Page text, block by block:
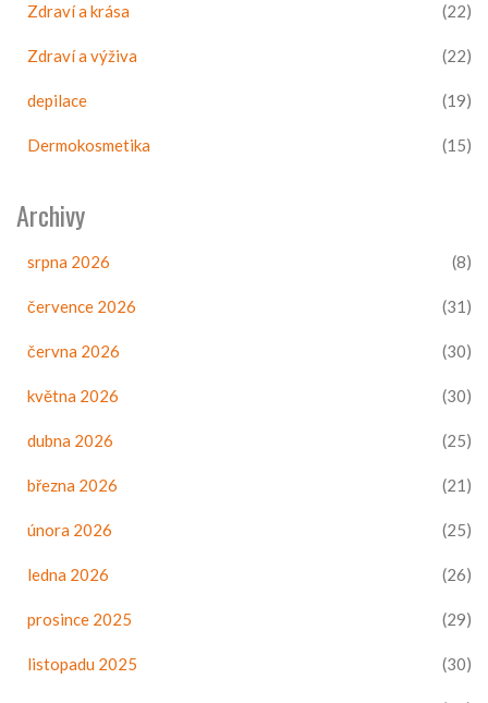
Zdraví a krása (22)
Zdraví a výživa (22)
depilace (19)
Dermokosmetika (15)
Archivy
srpna 2026 (8)
července 2026 (31)
června 2026 (30)
května 2026 (30)
dubna 2026 (25)
března 2026 (21)
února 2026 (25)
ledna 2026 (26)
prosince 2025 (29)
listopadu 2025 (30)